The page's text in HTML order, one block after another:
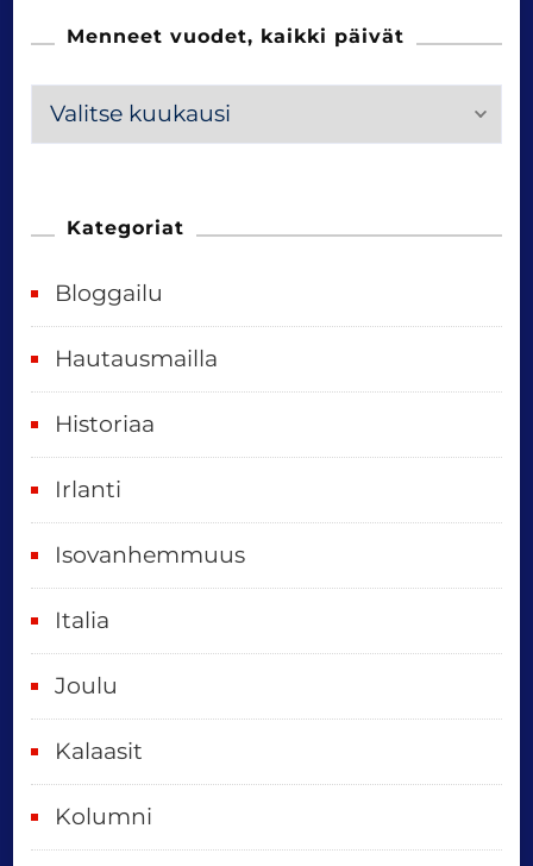
Menneet vuodet, kaikki päivät
M
e
e
v
u
o
e
t
,
i
k
k
Kategoriat
Bloggailu
Hautausmailla
Historiaa
Irlanti
Isovanhemmuus
Italia
Joulu
Kalaasit
Kolumni